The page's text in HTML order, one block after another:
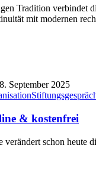
Tradition verbindet
mit modernen
September 2025
& kostenfrei
verändert schon heute